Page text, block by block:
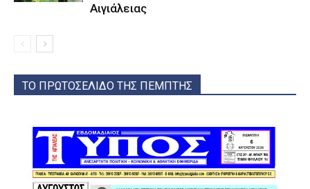
Αιγιάλειας
ΤΟ ΠΡΩΤΟΣΕΛΙΔΟ ΤΗΣ ΠΕΜΠΤΗΣ